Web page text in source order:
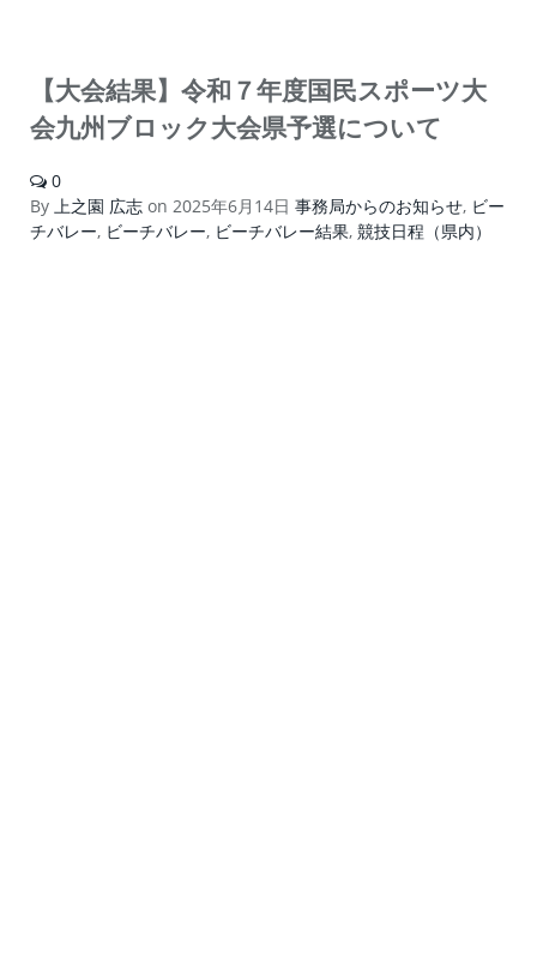
【大会結果】令和７年度国民スポーツ大
会九州ブロック大会県予選について
0
By 上之園 広志 on 2025年6月14日 事務局からのお知らせ, ビー
チバレー, ビーチバレー, ビーチバレー結果, 競技日程（県内）